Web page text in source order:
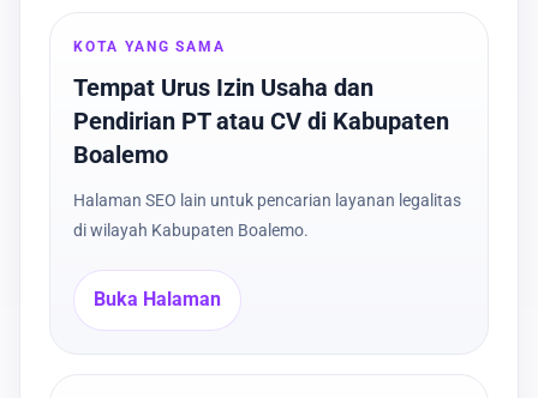
KOTA YANG SAMA
Tempat Urus Izin Usaha dan
Pendirian PT atau CV di Kabupaten
Boalemo
Halaman SEO lain untuk pencarian layanan legalitas
di wilayah Kabupaten Boalemo.
Buka Halaman